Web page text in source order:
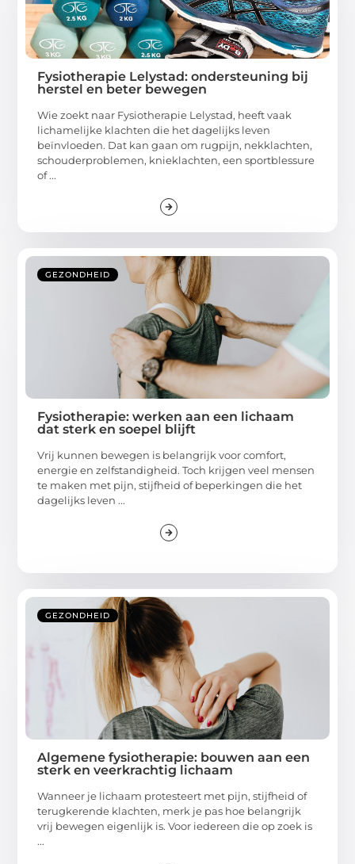
Fysiotherapie Lelystad: ondersteuning bij
herstel en beter bewegen
Wie zoekt naar Fysiotherapie Lelystad, heeft vaak
lichamelijke klachten die het dagelijks leven
beïnvloeden. Dat kan gaan om rugpijn, nekklachten,
schouderproblemen, knieklachten, een sportblessure
of ...
GEZONDHEID
Fysiotherapie: werken aan een lichaam
dat sterk en soepel blijft
Vrij kunnen bewegen is belangrijk voor comfort,
energie en zelfstandigheid. Toch krijgen veel mensen
te maken met pijn, stijfheid of beperkingen die het
dagelijks leven ...
GEZONDHEID
Algemene fysiotherapie: bouwen aan een
sterk en veerkrachtig lichaam
Wanneer je lichaam protesteert met pijn, stijfheid of
terugkerende klachten, merk je pas hoe belangrijk
vrij bewegen eigenlijk is. Voor iedereen die op zoek is
...